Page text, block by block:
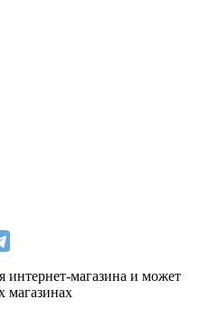
интернет-магазина и может
магазинах